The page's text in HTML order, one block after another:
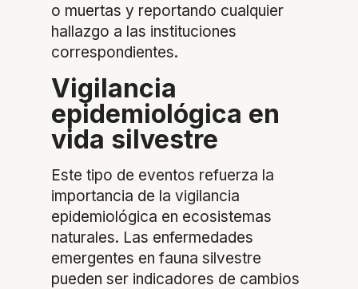
o muertas y reportando cualquier
hallazgo a las instituciones
correspondientes.
Vigilancia
epidemiológica en
vida silvestre
Este tipo de eventos refuerza la
importancia de la vigilancia
epidemiológica en ecosistemas
naturales. Las enfermedades
emergentes en fauna silvestre
pueden ser indicadores de cambios